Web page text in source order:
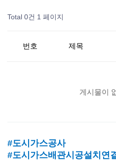
Total 0건 1 페이지
번호 제목
게시물이
#도시가스공사
#도시가스배관시공설치연